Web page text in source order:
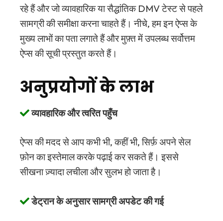
रहे हैं और जो व्यावहारिक या सैद्धांतिक DMV टेस्ट से पहले
सामग्री की समीक्षा करना चाहते हैं। नीचे, हम इन ऐप्स के
मुख्य लाभों का पता लगाते हैं और मुफ़्त में उपलब्ध सर्वोत्तम
ऐप्स की सूची प्रस्तुत करते हैं।
अनुप्रयोगों के लाभ
व्यावहारिक और त्वरित पहुँच
ऐप्स की मदद से आप कभी भी, कहीं भी, सिर्फ़ अपने सेल
फ़ोन का इस्तेमाल करके पढ़ाई कर सकते हैं। इससे
सीखना ज़्यादा लचीला और सुलभ हो जाता है।
डेट्रान के अनुसार सामग्री अपडेट की गई